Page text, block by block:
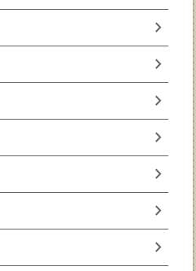
chevron_right
chevron_right
chevron_right
chevron_right
chevron_right
chevron_right
chevron_right